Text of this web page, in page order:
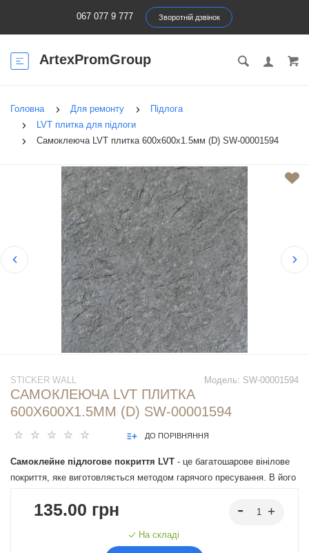
067 077 9 777 Зворотній дзвінок
ArtexPromGroup
Головна Для ремонту
Підлога
LVT плитка для підлоги
Самоклеюча LVT плитка 600х600х1.5мм (D) SW-00001594
Модель: SW-00001594
STICKER WALL
САМОКЛЕЮЧА LVT ПЛИТКА
600Х600Х1.5ММ (D) SW-00001594
ДО ПОРІВНЯННЯ
Самоклейне підлогове покриття LVT - це багатошарове вінілове
покриття, яке виготовляється методом гарячого пресування. В його
пластифікаторами та стабілізаторами. Основними перевагами
матеріалами завдяки сучасним технологіям друку та тиснення,
135.00 грн
На складі